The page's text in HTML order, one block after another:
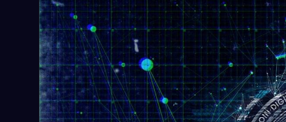
Welt